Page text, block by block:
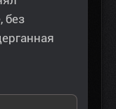
без